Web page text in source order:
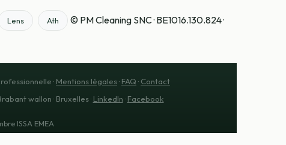
Lens Ath
© PM Cleaning SNC · BE1016.130.824 ·
· Mentions légales· FAQ · Contact
wallon · Bruxelles · LinkedIn · Facebook
ISSA EMEA